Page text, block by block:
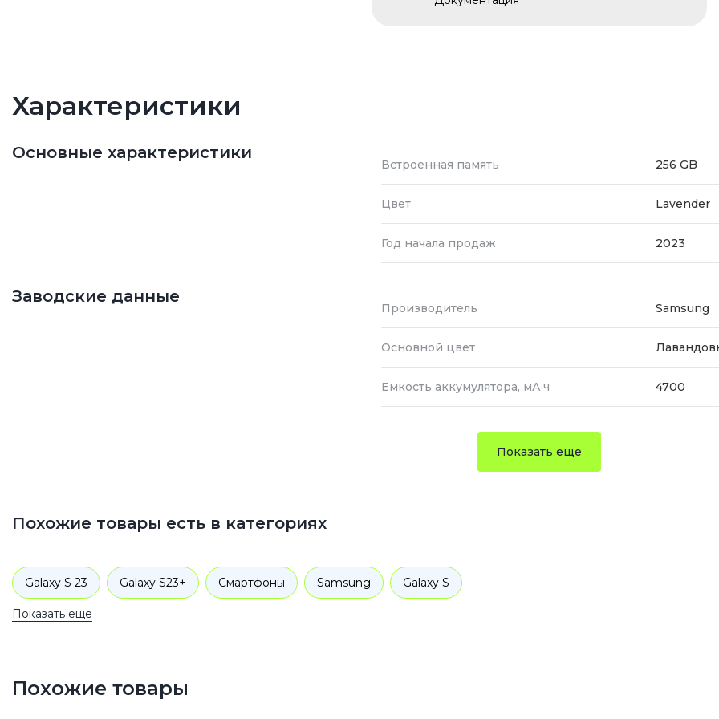
Характеристики
Основные характеристики
Встроенная память 256 GB
Цвет Lavender
Год начала продаж 2023
Заводские данные
Производитель Samsung
Основной цвет
Емкость аккумулятора, мА·ч 4700
Показать еще
Похожие товары есть в категориях
Galaxy S 23 Galaxy S23+ Смартфоны Samsung Galaxy S
Показать еще
Похожие товары